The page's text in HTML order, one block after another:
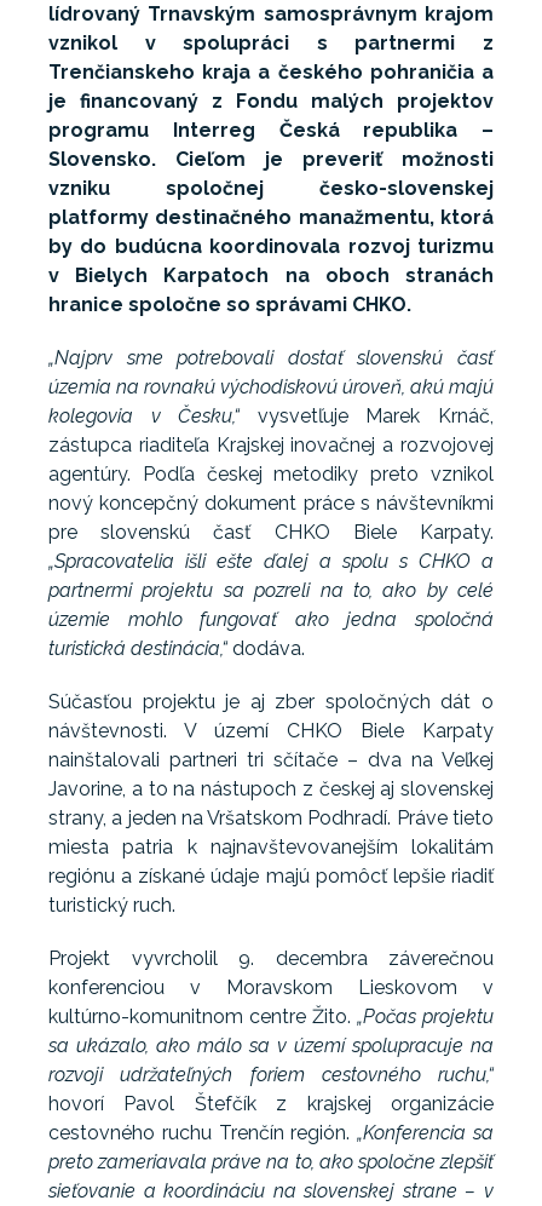
lídrovaný Trnavským samosprávnym krajom
vznikol v spolupráci s partnermi z
Trenčianskeho kraja a českého pohraničia a
je financovaný z Fondu malých projektov
programu Interreg Česká republika –
Slovensko. Cieľom je preveriť možnosti
vzniku spoločnej česko-slovenskej
platformy destinačného manažmentu, ktorá
by do budúcna koordinovala rozvoj turizmu
v Bielych Karpatoch na oboch stranách
hranice spoločne so správami CHKO.
„Najprv sme potrebovali dostať slovenskú časť
územia na rovnakú východiskovú úroveň, akú majú
kolegovia v Česku,“ vysvetľuje Marek Krnáč,
zástupca riaditeľa Krajskej inovačnej a rozvojovej
agentúry. Podľa českej metodiky preto vznikol
nový koncepčný dokument práce s návštevníkmi
pre slovenskú časť CHKO Biele Karpaty.
„Spracovatelia išli ešte ďalej a spolu s CHKO a
partnermi projektu sa pozreli na to, ako by celé
územie mohlo fungovať ako jedna spoločná
turistická destinácia,“ dodáva.
Súčasťou projektu je aj zber spoločných dát o
návštevnosti. V území CHKO Biele Karpaty
nainštalovali partneri tri sčítače – dva na Veľkej
Javorine, a to na nástupoch z českej aj slovenskej
strany, a jeden na Vršatskom Podhradí. Práve tieto
miesta patria k najnavštevovanejším lokalitám
regiónu a získané údaje majú pomôcť lepšie riadiť
turistický ruch.
Projekt vyvrcholil 9. decembra záverečnou
konferenciou v Moravskom Lieskovom v
kultúrno-komunitnom centre Žito. „Počas projektu
sa ukázalo, ako málo sa v území spolupracuje na
rozvoji udržateľných foriem cestovného ruchu,“
hovorí Pavol Štefčík z krajskej organizácie
cestovného ruchu Trenčín región.„Konferencia sa
preto zameriavala práve na to, ako spoločne zlepšiť
sieťovanie a koordináciu na slovenskej strane – v